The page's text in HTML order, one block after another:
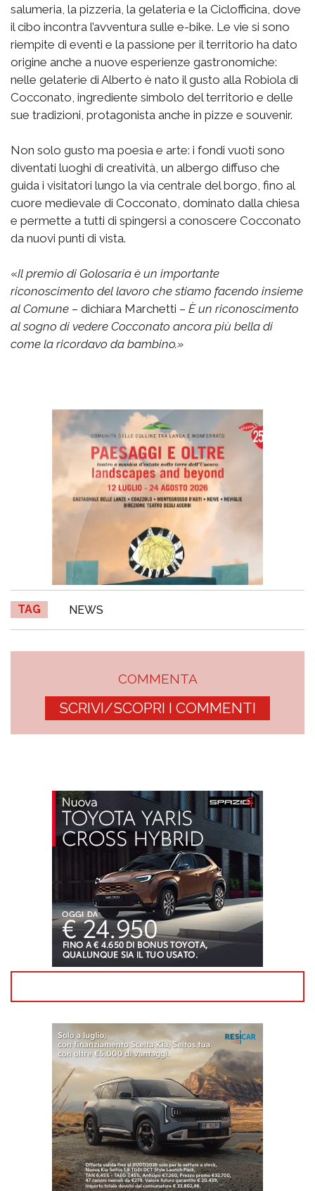
salumeria, la pizzeria, la gelateria e la Ciclofficina, dove
il cibo incontra l’avventura sulle e-bike. Le vie si sono
riempite di eventi e la passione per il territorio ha dato
origine anche a nuove esperienze gastronomiche:
nelle gelaterie di Alberto è nato il gusto alla Robiola di
Cocconato, ingrediente simbolo del territorio e delle
sue tradizioni, protagonista anche in pizze e souvenir.
Non solo gusto ma poesia e arte: i fondi vuoti sono
diventati luoghi di creatività, un albergo diffuso che
guida i visitatori lungo la via centrale del borgo, fino al
cuore medievale di Cocconato, dominato dalla chiesa
e permette a tutti di spingersi a conoscere Cocconato
da nuovi punti di vista.
«Il premio di Golosaria è un importante
riconoscimento del lavoro che stiamo facendo insieme
al Comune – dichiara Marchetti – È un riconoscimento
al sogno di vedere Cocconato ancora più bella di
come la ricordavo da bambino.»
TAG NEWS
COMMENTA
SCRIVI/SCOPRI I COMMENTI